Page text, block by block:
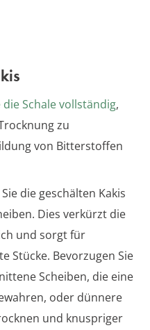
die Schale vollständig,
zu
von Bitterstoffen
die geschälten Kakis
Dies verkürzt die
und sorgt für
Stücke. Bevorzugen Sie
Scheiben, die eine
oder dünnere
und knuspriger